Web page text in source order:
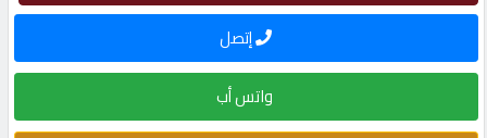
شركات
إبحث
إتصل
واتس أب